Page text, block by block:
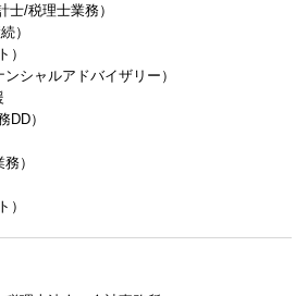
士/税理士業務）
）
）
シャルアドバイザリー）
DD）
）
）